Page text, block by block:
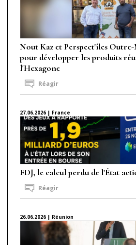
Nout Kaz et Perspect'îles Outre-
pour développer les produits
l'Hexagone
Réagir
27.06.2026 | France
FDJ, le calcul perdu de l'État
Réagir
26.06.2026 | Réunion